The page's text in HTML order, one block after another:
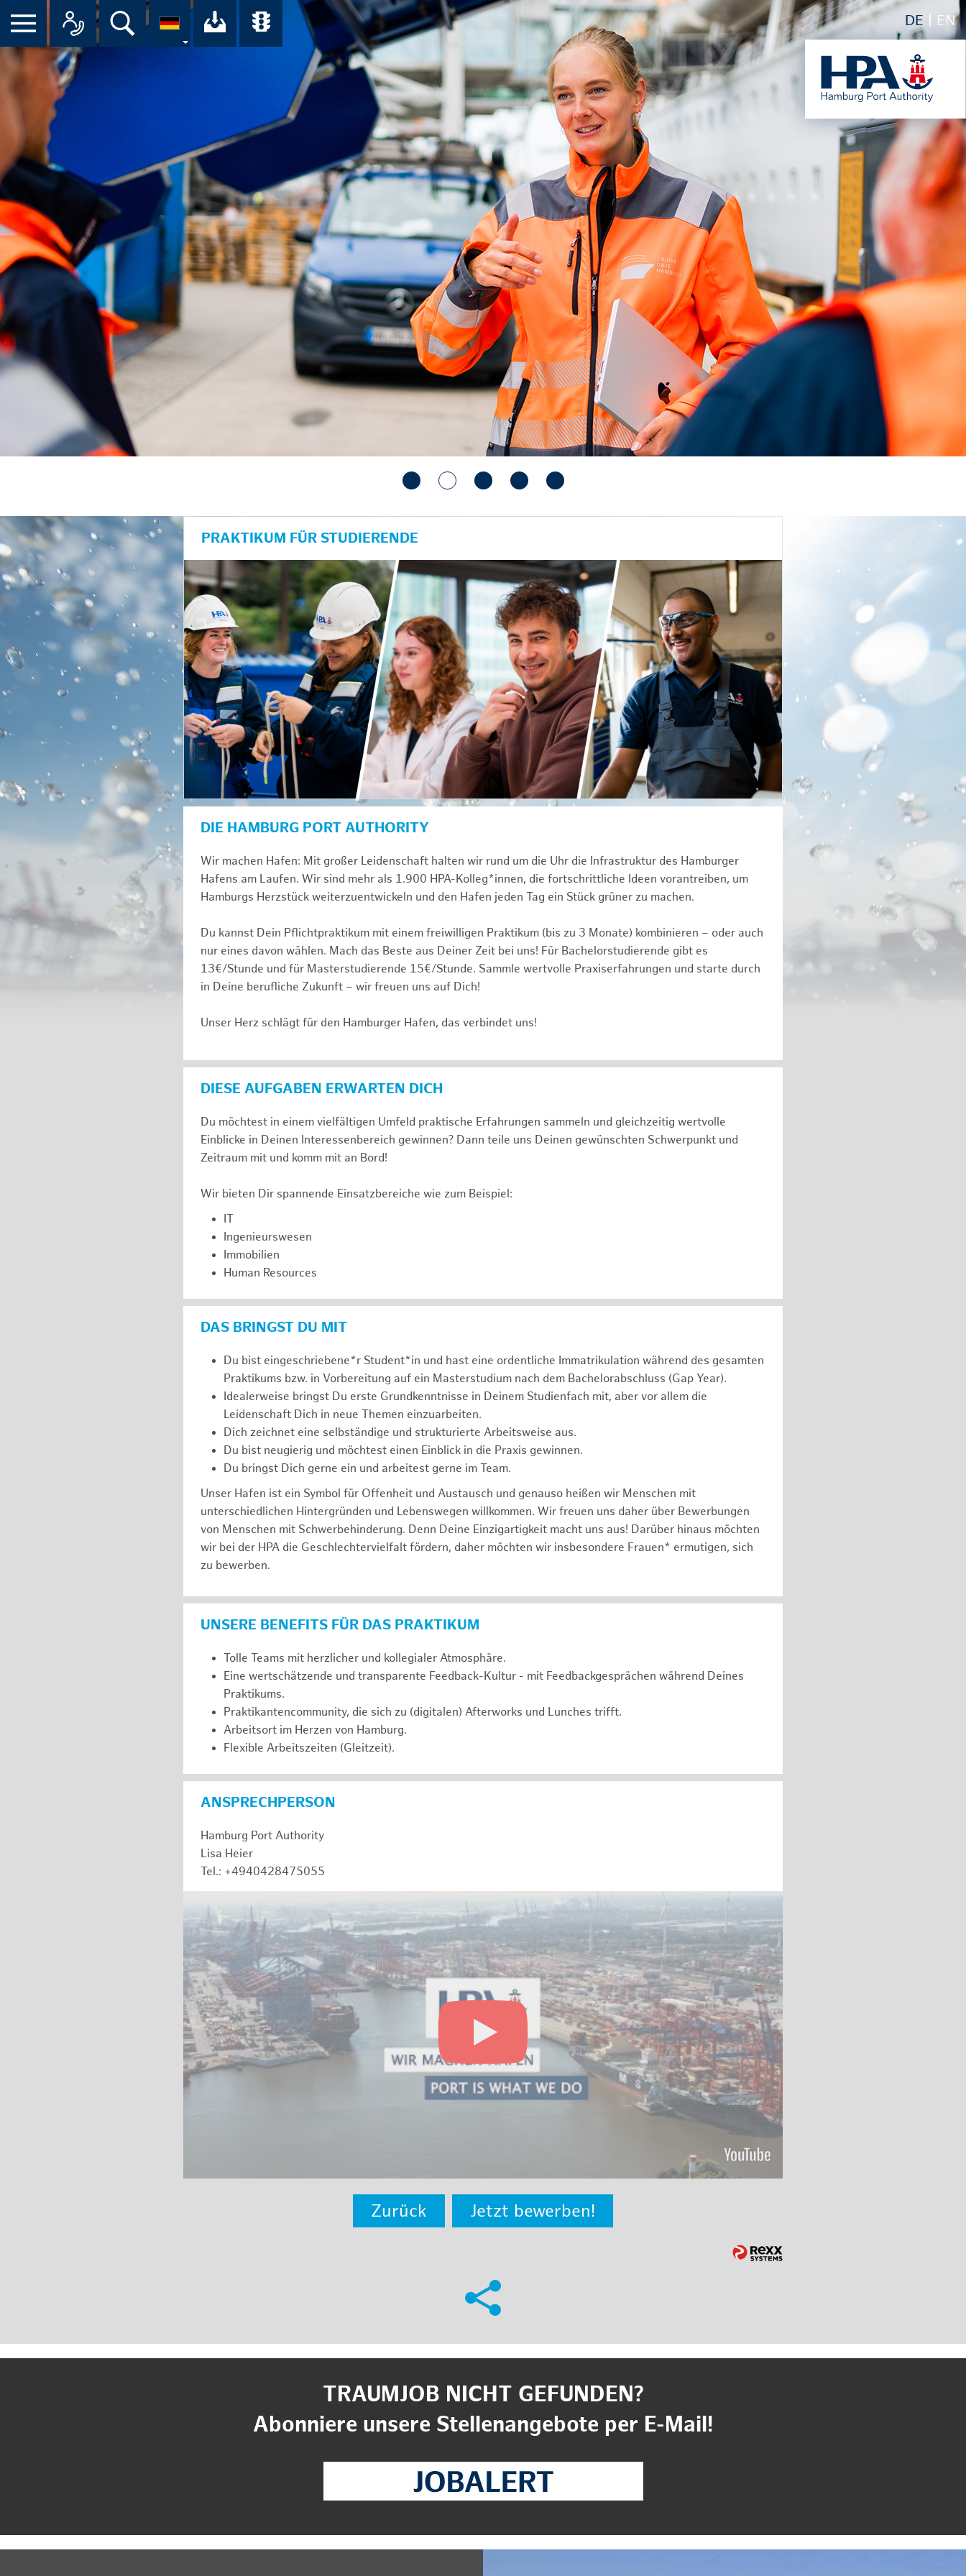
DE EN
Suche Ihr Download-Center der HPA
Übersicht aller Verkehrsmeldungen im Hafen am
PRAKTIKUM FÜR STUDIERENDE
DIE HAMBURG PORT AUTHORITY
Wir machen Hafen: Mit großer Leidenschaft halten wir rund um die Uhr die Infrastruktur des Hamburger
Hafens am Laufen. Wir sind mehr als 1.900 HPA-Kolleg*innen, die fortschrittliche Ideen vorantreiben, um
Hamburgs Herzstück weiterzuentwickeln und den Hafen jeden Tag ein Stück grüner zu machen.
Du kannst Dein Pflichtpraktikum mit einem freiwilligen Praktikum (bis zu 3 Monate) kombinieren – oder auch
nur eines davon wählen. Mach das Beste aus Deiner Zeit bei uns! Für Bachelorstudierende gibt es
13€/Stunde und für Masterstudierende 15€/Stunde. Sammle wertvolle Praxiserfahrungen und starte durch
in Deine berufliche Zukunft – wir freuen uns auf Dich!
Unser Herz schlägt für den Hamburger Hafen, das verbindet uns!
DIESE AUFGABEN ERWARTEN DICH
Du möchtest in einem vielfältigen Umfeld praktische Erfahrungen sammeln und gleichzeitig wertvolle
Einblicke in Deinen Interessenbereich gewinnen? Dann teile uns Deinen gewünschten Schwerpunkt und
Zeitraum mit und komm mit an Bord!
Wir bieten Dir spannende Einsatzbereiche wie zum Beispiel:
IT
Ingenieurswesen
Immobilien
Human Resources
DAS BRINGST DU MIT
Du bist eingeschriebene*r Student*in und hast eine ordentliche Immatrikulation während des gesamten
Praktikums bzw. in Vorbereitung auf ein Masterstudium nach dem Bachelorabschluss (Gap Year).
Idealerweise bringst Du erste Grundkenntnisse in Deinem Studienfach mit, aber vor allem die
Leidenschaft Dich in neue Themen einzuarbeiten.
Dich zeichnet eine selbständige und strukturierte Arbeitsweise aus.
Du bist neugierig und möchtest einen Einblick in die Praxis gewinnen.
Du bringst Dich gerne ein und arbeitest gerne im Team.
Unser Hafen ist ein Symbol für Offenheit und Austausch und genauso heißen wir Menschen mit
unterschiedlichen Hintergründen und Lebenswegen willkommen. Wir freuen uns daher über Bewerbungen
von Menschen mit Schwerbehinderung. Denn Deine Einzigartigkeit macht uns aus! Darüber hinaus möchten
wir bei der HPA die Geschlechtervielfalt fördern, daher möchten wir insbesondere Frauen* ermutigen, sich
zu bewerben.
UNSERE BENEFITS FÜR DAS PRAKTIKUM
Tolle Teams mit herzlicher und kollegialer Atmosphäre.
Eine wertschätzende und transparente Feedback-Kultur - mit Feedbackgesprächen während Deines
Praktikums.
Praktikantencommunity, die sich zu (digitalen) Afterworks und Lunches trifft.
Arbeitsort im Herzen von Hamburg.
Flexible Arbeitszeiten (Gleitzeit).
ANSPRECHPERSON
Hamburg Port Authority
Lisa Heier
Tel.: +4940428475055
Zurück Jetzt bewerben!
TRAUMJOB NICHT GEFUNDEN?
Abonniere unsere Stellenangebote per E-Mail!